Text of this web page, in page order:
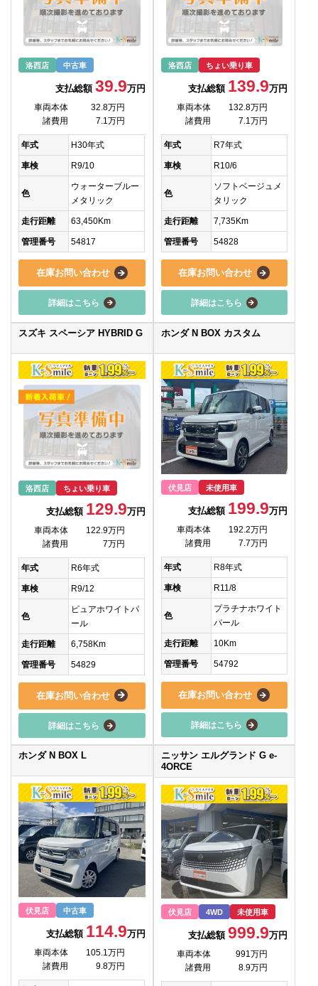
洛西店 中古車
支払総額 39.9万円
車両本体
32.8万円
諸費用
7.1万円
年式 H30年式
車検 R9/10
色
ウォーターブルー
メタリック
走行距離 63,450Km
管理番号 54817
在庫お問い合わせ
詳細はこちら
洛西店 ちょい乗り車
支払総額 139.9万円
車両本体
132.8万円
諸費用
7.1万円
年式 R7年式
車検 R10/6
色
ソフトベージュメ
タリック
走行距離 7,735Km
管理番号 54828
在庫お問い合わせ
詳細はこちら
スズキ スペーシア HYBRID G
洛西店 ちょい乗り車
支払総額 129.9万円
車両本体
122.9万円
諸費用
7万円
年式 R6年式
車検 R9/12
色
ピュアホワイトパ
ール
走行距離 6,758Km
管理番号 54829
在庫お問い合わせ
詳細はこちら
ホンダ N BOX カスタム
伏見店 未使用車
支払総額 199.9万円
車両本体
192.2万円
諸費用
7.7万円
年式 R8年式
車検 R11/8
色
プラチナホワイト
パール
走行距離 10Km
管理番号 54792
在庫お問い合わせ
詳細はこちら
ホンダ N BOX L
伏見店 中古車
支払総額 114.9万円
車両本体
105.1万円
諸費用
9.8万円
ニッサン エルグランド G e-
4ORCE
伏見店 4WD 未使用車
支払総額 999.9万円
車両本体
991万円
諸費用
8.9万円